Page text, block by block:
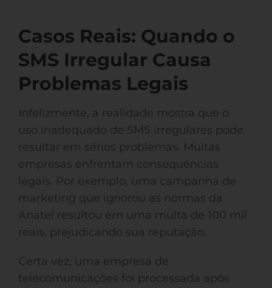
Casos Reais: Quando o
SMS Irregular Causa
Problemas Legais
Infelizmente, a realidade mostra que o
uso inadequado de SMS irregulares pode
resultar em sérios problemas. Muitas
empresas enfrentam consequências
legais. Por exemplo, uma campanha de
marketing que ignorou as normas da
Anatel resultou em uma multa de 100 mil
reais, prejudicando sua reputação.
Certa vez, uma empresa de
telecomunicações foi processada após